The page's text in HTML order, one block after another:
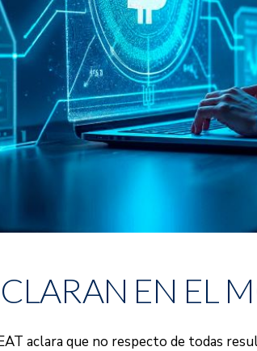
EN EL
aclara que no respecto de todas